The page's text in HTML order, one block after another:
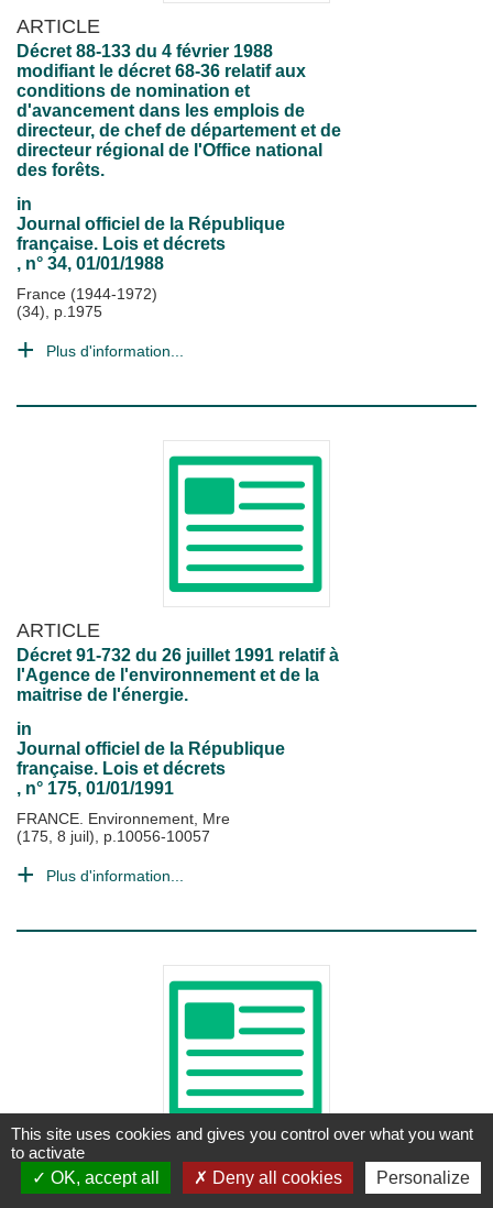
ARTICLE
Décret 88-133 du 4 février 1988
modifiant le décret 68-36 relatif aux
conditions de nomination et
d'avancement dans les emplois de
directeur, de chef de département et de
directeur régional de l'Office national
des forêts.
in
Journal officiel de la République
française. Lois et décrets
, n° 34, 01/01/1988
France (1944-1972)
(34), p.1975
Plus d'information...
ARTICLE
Décret 91-732 du 26 juillet 1991 relatif à
l'Agence de l'environnement et de la
maitrise de l'énergie.
in
Journal officiel de la République
française. Lois et décrets
, n° 175, 01/01/1991
FRANCE. Environnement, Mre
(175, 8 juil), p.10056-10057
Plus d'information...
ARTICLE
Décret 98-1262 du 29 décembre 1998
portant statuts des personnels de
This site uses cookies and gives you control over what you want
to activate
OK, accept all
Deny all cookies Personalize